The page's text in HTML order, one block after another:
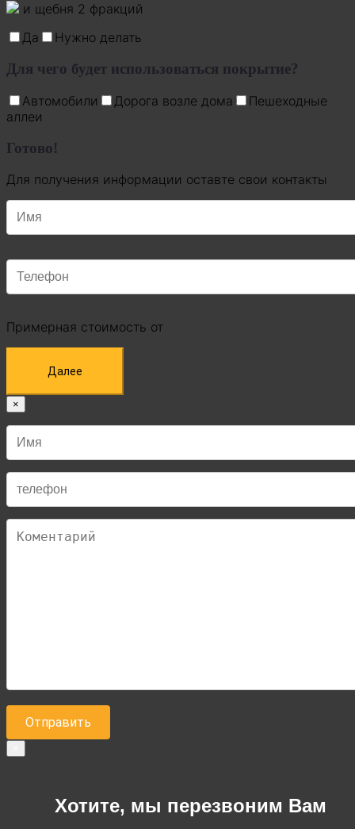
и щебня 2 фракций
Да
Нужно делать
Для чего будет использоваться покрытие?
Автомобили Дорога возле дома
Пешеходные
аллеи
Готово!
Для получения информации оставте свои контакты
Примерная стоимость от
Далее
×
Хотите, мы перезвоним Вам